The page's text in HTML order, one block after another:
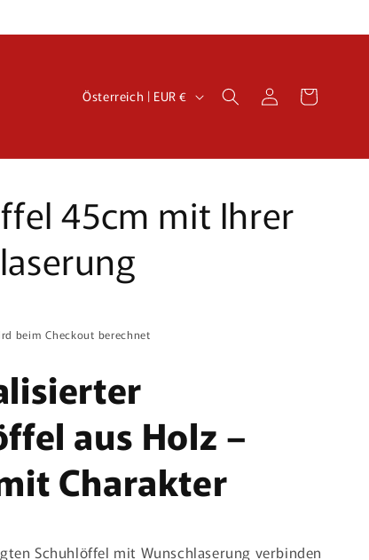
/
R
e
g
o
Österreich | EUR € EinloggenWarenkorb
45cm mit Ihrer
beim Checkout berechnet
aus Holz –
Charakter
Schuhlöffel mit Wunschlaserung verbinden